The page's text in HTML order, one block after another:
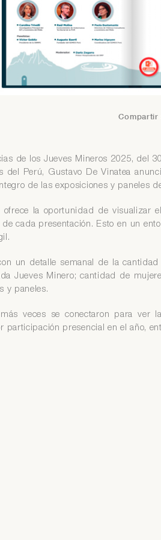
Compartir
de los Jueves Mineros 2025, del
Perú, Gustavo De Vinatea
de las exposiciones y paneles
la oportunidad de visualizar
cada presentación. Esto en un
un detalle semanal de la
Jueves Minero; cantidad de
y paneles.
veces se conectaron para ver
presencial en el año,
tiene problemas para recuperar su
tiene problemas para recuperar su
de Servicio al Asociado al teléfono
asociados@iimp.org.pe